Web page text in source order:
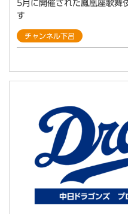
5月に開催された鳳凰座歌舞
す
チャンネル下呂